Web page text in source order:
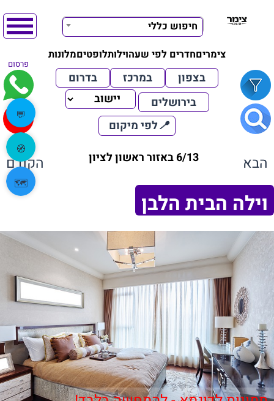
חיפוש כללי
צימריםחדרים לפי שעהוילותלופטיםמלונות
פרסום
בצפון במרכז
בדרום
בירושלים
📍לפי מיקום
הבא 6/13 באזור ראשון לציון הקודם
וילה הבית הלבן
💬
🧭
🗺️